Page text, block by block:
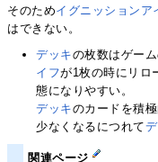
そのためイグニッションア
はできない。
デッキの枚数はゲー
イフが1枚の時にリロ
態になりやすい。
デッキのカードを積
少なくなるにつれて
関連ページ